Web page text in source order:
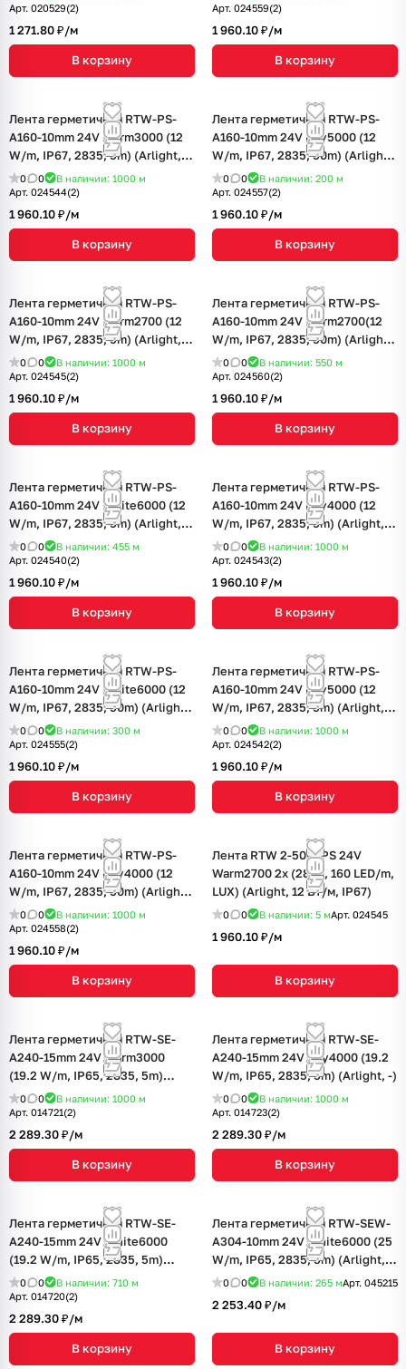
Арт. 020529(2)
1 271.80 ₽/м
В корзину
Арт. 024559(2)
1 960.10 ₽/м
В корзину
Лента герметичная RTW-PS-
A160-10mm 24V Warm3000 (12
W/m, IP67, 2835, 5m) (Arlight,
12 Вт/м, IP67)
0 0 В наличии: 1000 м
Арт. 024544(2)
1 960.10 ₽/м
В корзину
Лента герметичная RTW-PS-
A160-10mm 24V Day5000 (12
W/m, IP67, 2835, 50m) (Arlight,
Закрытый)
0 0 В наличии: 200 м
Арт. 024557(2)
1 960.10 ₽/м
В корзину
Лента герметичная RTW-PS-
A160-10mm 24V Warm2700 (12
W/m, IP67, 2835, 5m) (Arlight,
12 Вт/м, IP67)
0 0 В наличии: 1000 м
Арт. 024545(2)
1 960.10 ₽/м
В корзину
Лента герметичная RTW-PS-
A160-10mm 24V Warm2700(12
W/m, IP67, 2835, 50m) (Arlight,
Закрытый)
0 0 В наличии: 550 м
Арт. 024560(2)
1 960.10 ₽/м
В корзину
Лента герметичная RTW-PS-
A160-10mm 24V White6000 (12
W/m, IP67, 2835, 5m) (Arlight,
12 Вт/м, IP67)
0 0 В наличии: 455 м
Арт. 024540(2)
1 960.10 ₽/м
В корзину
Лента герметичная RTW-PS-
A160-10mm 24V Day4000 (12
W/m, IP67, 2835, 5m) (Arlight,
12 Вт/м, IP67)
0 0 В наличии: 1000 м
Арт. 024543(2)
1 960.10 ₽/м
В корзину
Лента герметичная RTW-PS-
A160-10mm 24V White6000 (12
W/m, IP67, 2835, 50m) (Arlight,
12 Вт/м, IP67)
0 0 В наличии: 300 м
Арт. 024555(2)
1 960.10 ₽/м
В корзину
Лента герметичная RTW-PS-
A160-10mm 24V Day5000 (12
W/m, IP67, 2835, 5m) (Arlight,
12 Вт/м, IP67)
0 0 В наличии: 1000 м
Арт. 024542(2)
1 960.10 ₽/м
В корзину
Лента герметичная RTW-PS-
A160-10mm 24V Day4000 (12
W/m, IP67, 2835, 50m) (Arlight,
12 Вт/м, IP67)
0 0 В наличии: 1000 м
Арт. 024558(2)
1 960.10 ₽/м
В корзину
Лента RTW 2-5000PS 24V
Warm2700 2x (2835, 160 LED/m,
LUX) (Arlight, 12 Вт/м, IP67)
0 0 В наличии: 5 мАрт. 024545
1 960.10 ₽/м
В корзину
Лента герметичная RTW-SE-
A240-15mm 24V Warm3000
(19.2 W/m, IP65, 2835, 5m)
(Arlight, -)
0 0 В наличии: 1000 м
Арт. 014721(2)
2 289.30 ₽/м
В корзину
Лента герметичная RTW-SE-
A240-15mm 24V Day4000 (19.2
W/m, IP65, 2835, 5m) (Arlight, -)
0 0 В наличии: 1000 м
Арт. 014723(2)
2 289.30 ₽/м
В корзину
Лента герметичная RTW-SE-
A240-15mm 24V White6000
(19.2 W/m, IP65, 2835, 5m)
(Arlight, -)
0 0 В наличии: 710 м
Арт. 014720(2)
2 289.30 ₽/м
В корзину
Лента герметичная RTW-SEW-
A304-10mm 24V White6000 (25
W/m, IP65, 2835, 5m) (Arlight, 5
лет)
0 0 В наличии: 265 мАрт. 045215
2 253.40 ₽/м
В корзину